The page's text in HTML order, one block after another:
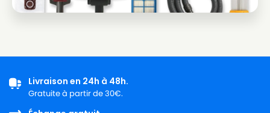
Livraison en 24h à 48h.
Gratuite à partir de 30€.